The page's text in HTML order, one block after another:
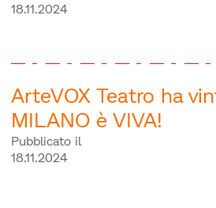
18.11.2024
ArteVOX Teatro ha
MILANO è VIVA!
Pubblicato il
18.11.2024